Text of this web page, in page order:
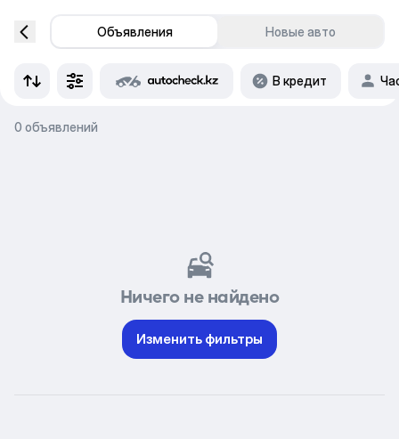
Объявления Новые авто
В кредит
0 объявлений
Ничего не найдено
Изменить фильтры